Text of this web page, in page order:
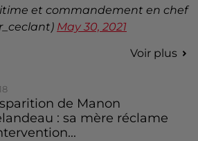
et commandement en chef
May 30, 2021
Voir plus
de Manon
: sa mère réclame